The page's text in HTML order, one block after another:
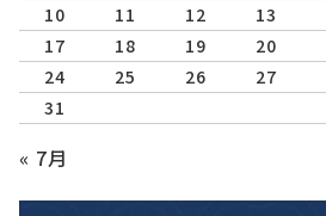
10
11 12 13
17
18 19 20
24
25 26 27
31
« 7月